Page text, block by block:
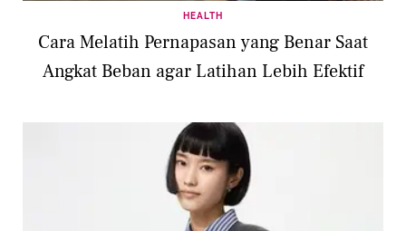
HEALTH
Cara Melatih Pernapasan yang Benar Saat
Angkat Beban agar Latihan Lebih Efektif